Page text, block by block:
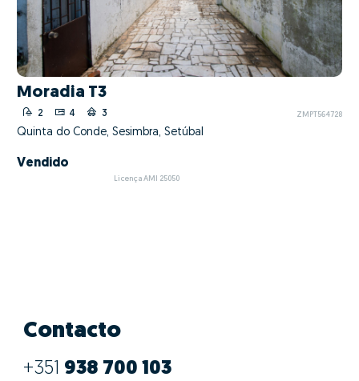
Moradia T3
2 4 3 ZMPT564728
Quinta do Conde, Sesimbra, Setúbal
Vendido
Licença AMI 25050
Contacto
+351 938 700 103